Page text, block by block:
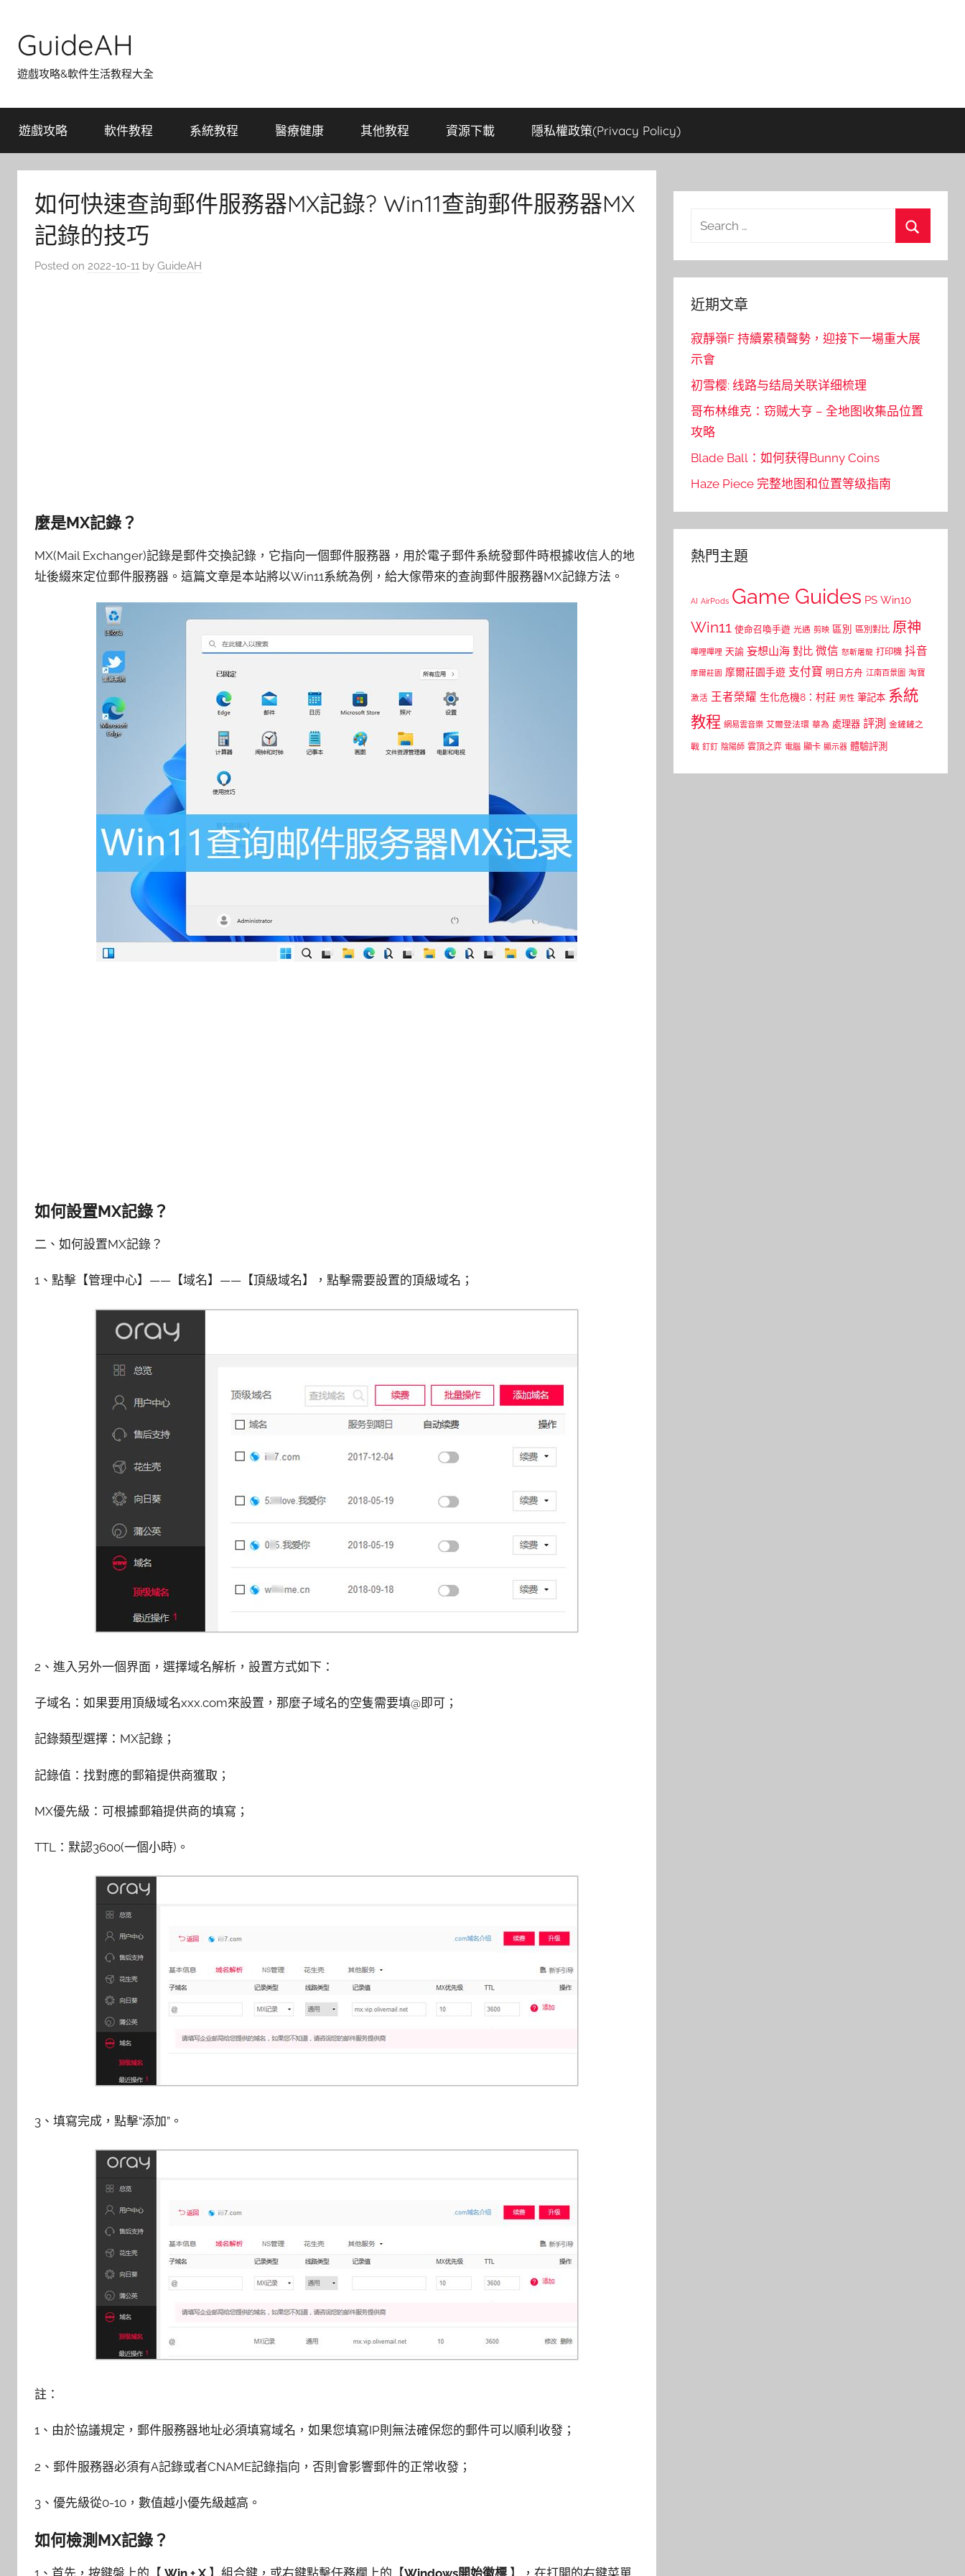
content
GuideAH
遊戲攻略&軟件生活教程大全
遊戲攻略 軟件教程 系統教程 醫療健康 其他教程 資源下載 隱私權政策(Privacy Policy)
如何快速查詢郵件服務器MX記錄? Win11查詢郵件服務器MX
記錄的技巧
Posted on 2022-10-11 by GuideAH
麼是MX記錄？
MX(Mail Exchanger)記錄是郵件交換記錄，它指向一個郵件服務器，用於電子郵件系統發郵件時根據收信人的地
址後綴來定位郵件服務器。這篇文章是本站將以Win11系統為例，給大傢帶來的查詢郵件服務器MX記錄方法。
如何設置MX記錄？
二、如何設置MX記錄？
1、點擊【管理中心】——【域名】——【頂級域名】，點擊需要設置的頂級域名；
2、進入另外一個界面，選擇域名解析，設置方式如下：
子域名：如果要用頂級域名xxx.com來設置，那麼子域名的空隻需要填@即可；
記錄類型選擇：MX記錄；
記錄值：找對應的郵箱提供商獲取；
MX優先級：可根據郵箱提供商的填寫；
TTL：默認3600(一個小時)。
3、填寫完成，點擊“添加”。
註：
1、由於協議規定，郵件服務器地址必須填寫域名，如果您填寫IP則無法確保您的郵件可以順利收發；
2、郵件服務器必須有A記錄或者CNAME記錄指向，否則會影響郵件的正常收發；
3、優先級從0-10，數值越小優先級越高。
如何檢測MX記錄？
1、首先，按鍵盤上的【 Win + X 】組合鍵，或右鍵點擊任務欄上的【Windows開始徽標 】，在打開的右鍵菜單
Search
近期文章
寂靜嶺F 持續累積聲勢，迎接下一場重大展
示會
初雪樱: 线路与结局关联详细梳理
哥布林维克：窃贼大亨 – 全地图收集品位置
攻略
Blade Ball：如何获得Bunny Coins
Haze Piece 完整地图和位置等级指南
熱門主題
AI AirPods Game Guides PS Win10
Win11 使命召喚手遊 光遇 剪映 區別 區別對比 原神
嗶哩嗶哩 天諭 妄想山海 對比 微信 怒斬屠龍 打印機 抖音
摩爾莊園 摩爾莊園手遊 支付寶 明日方舟 江南百景圖 淘寶
激活 王者榮耀 生化危機8：村莊 男性 筆記本 系統
教程 網易雲音樂 艾爾登法環 華為 處理器 評測 金鏟鏟之
戰 釘釘 陰陽師 雲頂之弈 電腦 顯卡 顯示器 體驗評測